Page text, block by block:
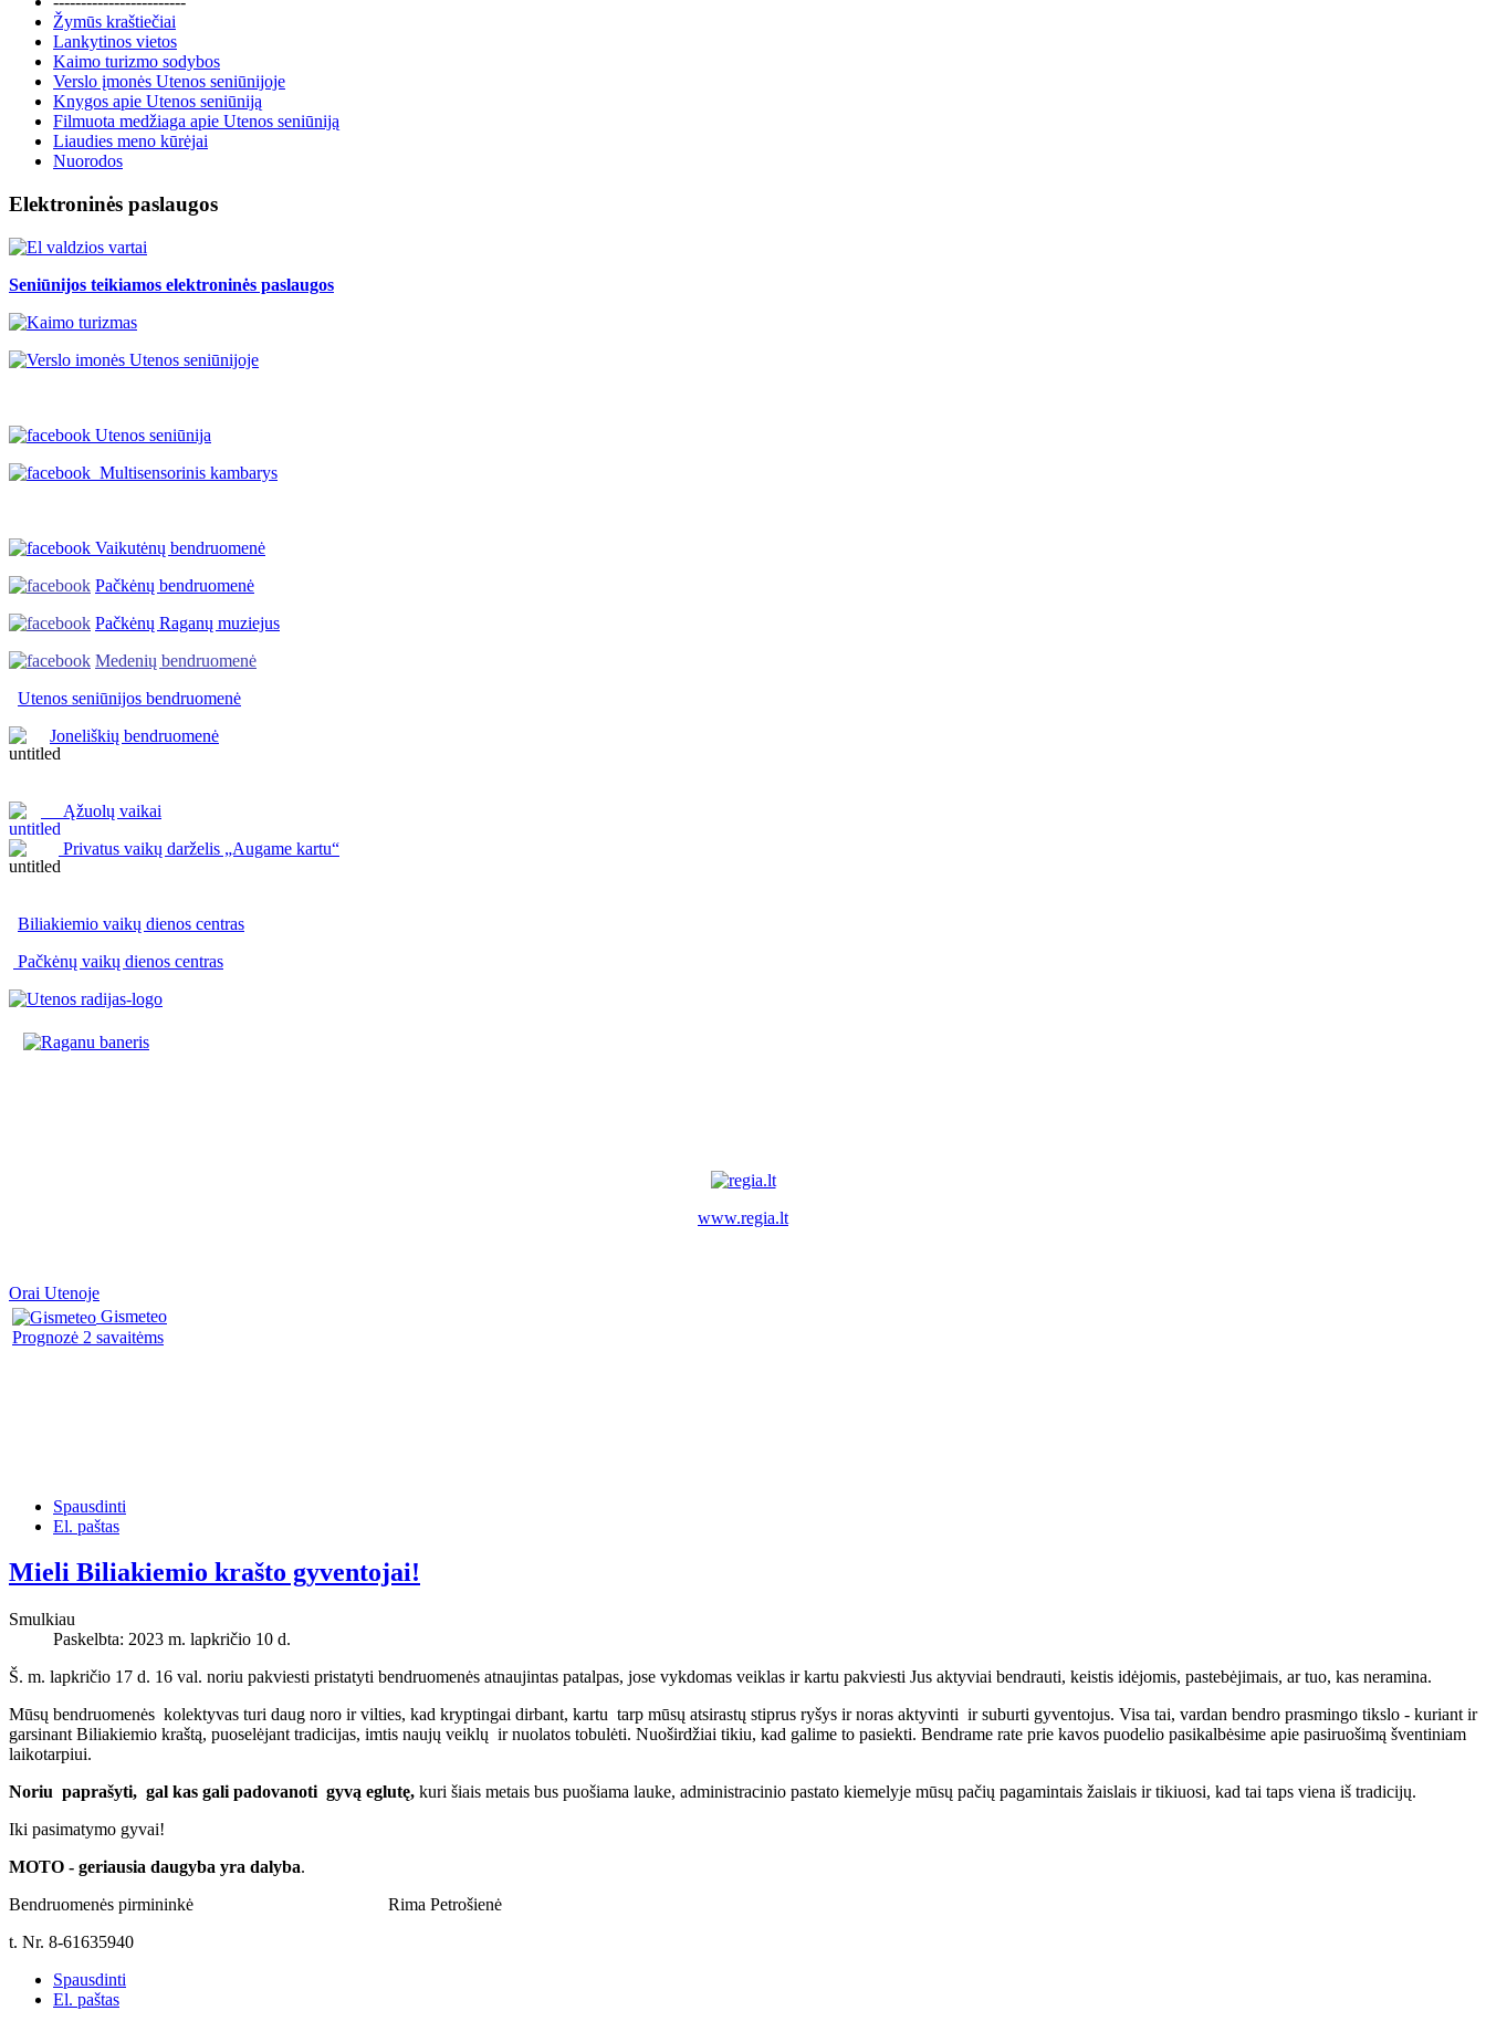
Žymūs kraštiečiai
Lankytinos vietos
Kaimo turizmo sodybos
Verslo įmonės Utenos seniūnijoje
Knygos apie Utenos seniūniją
Filmuota medžiaga apie Utenos seniūniją
Liaudies meno kūrėjai
Nuorodos
Elektroninės paslaugos
Seniūnijos teikiamos elektroninės paslaugos
Utenos seniūnija
Multisensorinis kambarys
Vaikutėnų bendruomenė
Pačkėnų bendruomenė
Pačkėnų Raganų muziejus
Medenių bendruomenė
Utenos seniūnijos bendruomenė
Joneliškių bendruomenė
Ąžuolų vaikai
Privatus vaikų darželis „Augame kartu“
Biliakiemio vaikų dienos centras
Pačkėnų vaikų dienos centras
www.regia.lt
Orai Utenoje
Gismeteo
Prognozė 2 savaitėms
Spausdinti
El. paštas
Mieli Biliakiemio krašto gyventojai!
Smulkiau
Paskelbta: 2023 m. lapkričio 10 d.
Š. m. lapkričio 17 d. 16 val. noriu pakviesti pristatyti bendruomenės atnaujintas patalpas, jose vykdomas veiklas ir kartu pakviesti Jus aktyviai bendrauti, keistis idėjomis, pastebėjimais, ar tuo, kas neramina.
Mūsų bendruomenės kolektyvas turi daug noro ir vilties, kad kryptingai dirbant, kartu tarp mūsų atsirastų stiprus ryšys ir noras aktyvinti ir suburti gyventojus. Visa tai, vardan bendro prasmingo tikslo - kuriant ir
garsinant Biliakiemio kraštą, puoselėjant tradicijas, imtis naujų veiklų ir nuolatos tobulėti. Nuoširdžiai tikiu, kad galime to pasiekti. Bendrame rate prie kavos puodelio pasikalbėsime apie pasiruošimą šventiniam
laikotarpiui.
Noriu paprašyti, gal kas gali padovanoti gyvą eglutę, kuri šiais metais bus puošiama lauke, administracinio pastato kiemelyje mūsų pačių pagamintais žaislais ir tikiuosi, kad tai taps viena iš tradicijų.
Iki pasimatymo gyvai!
MOTO - geriausia daugyba yra dalyba.
Bendruomenės pirmininkė Rima Petrošienė
t. Nr. 8-61635940
Spausdinti
El. paštas